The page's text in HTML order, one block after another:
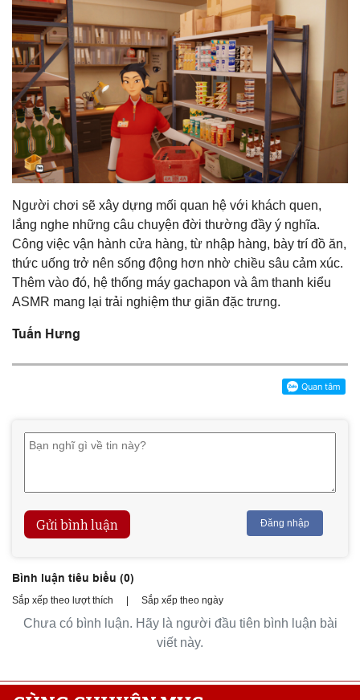
Người chơi sẽ xây dựng mối quan hệ với khách quen,
lắng nghe những câu chuyện đời thường đầy ý nghĩa.
Công việc vận hành cửa hàng, từ nhập hàng, bày trí đồ ăn,
thức uống trở nên sống động hơn nhờ chiều sâu cảm xúc.
Thêm vào đó, hệ thống máy gachapon và âm thanh kiểu
ASMR mang lại trải nghiệm thư giãn đặc trưng.
Tuấn Hưng
Gửi bình luận Đăng nhập
Bình luận tiêu biểu (0)
Sắp xếp theo lượt thích Sắp xếp theo ngày
Chưa có bình luận. Hãy là người đầu tiên bình luận bài
viết này.